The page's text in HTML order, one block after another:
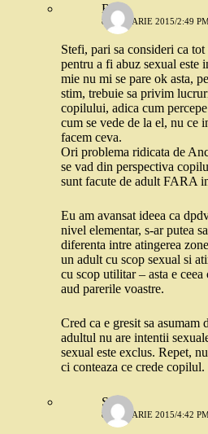
Robo
8 IANUARIE 2015/2:49
Stefi, pari sa consideri ca tot
pentru a fi abuz sexual este
mie nu mi se pare ok asta,
stim, trebuie sa privim
copilului, adica cum
cum se vede de la el, nu ce
facem ceva.
Ori problema ridicata de
se vad din perspectiva
sunt facute de adult FARA
Eu am avansat ideea ca
nivel elementar, s-ar putea
diferenta intre atingerea
un adult cu scop sexual si
cu scop utilitar – asta e ceea
aud parerile voastre.
Cred ca e gresit sa asumam
adultul nu are intentii
sexual este exclus. Repet,
ci conteaza ce crede copilul.
Stefi
8 IANUARIE 2015/4:42